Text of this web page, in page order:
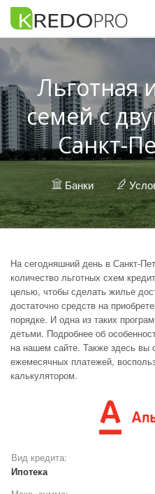
Льготная
семей с
Санкт-
Банки ·
На сегодняшний день в Санкт-
количество льготных схем
целью, чтобы сделать жилье
достаточно средств на
порядке. И одна из таких
детьми. Подробнее об
на нашем сайте. Также здесь вы
ежемесячных платежей,
калькулятором.
Вид кредита:
Ипотека